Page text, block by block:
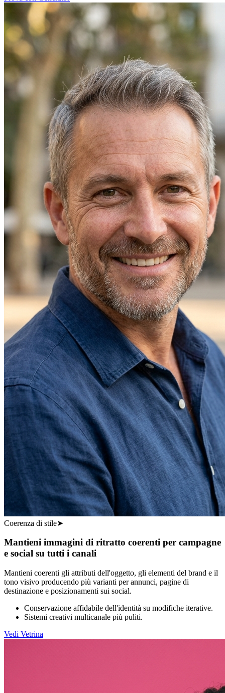
Coerenza di stile➤
Mantieni immagini di ritratto coerenti per campagne
e social su tutti i canali
Mantieni coerenti gli attributi dell'oggetto, gli elementi del brand e il
tono visivo producendo più varianti per annunci, pagine di
destinazione e posizionamenti sui social.
Conservazione affidabile dell'identità su modifiche iterative.
Sistemi creativi multicanale più puliti.
Vedi Vetrina